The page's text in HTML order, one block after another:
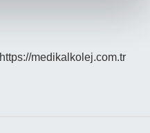
https://medikalkolej.com.tr